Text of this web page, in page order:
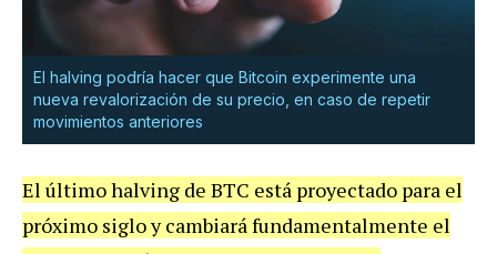
El halving podría hacer que Bitcoin experimente una
nueva revalorización de su precio, en caso de repetir
movimientos anteriores
El último halving de BTC está proyectado para el
próximo siglo y cambiará fundamentalmente el